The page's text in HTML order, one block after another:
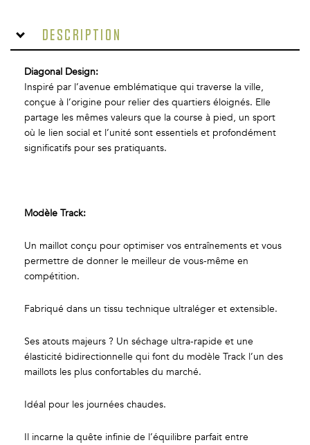
Description
Diagonal Design:
Inspiré par l’avenue emblématique qui traverse la ville,
conçue à l’origine pour relier des quartiers éloignés. Elle
partage les mêmes valeurs que la course à pied, un sport
où le lien social et l’unité sont essentiels et profondément
significatifs pour ses pratiquants.
Modèle Track:
Un maillot conçu pour optimiser vos entraînements et vous
permettre de donner le meilleur de vous-même en
compétition.
Fabriqué dans un tissu technique ultraléger et extensible.
Ses atouts majeurs ? Un séchage ultra-rapide et une
élasticité bidirectionnelle qui font du modèle Track l’un des
maillots les plus confortables du marché.
Idéal pour les journées chaudes.
Il incarne la quête infinie de l’équilibre parfait entre